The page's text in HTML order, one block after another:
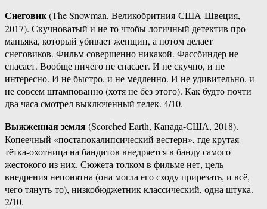
Снеговик(The Snowman, Великобритния-США-Швеция,
2017). Скучноватый и не то чтобы логичный детектив про
маньяка, который убивает женщин, а потом делает
снеговиков. Фильм совершенно никакой. Фассбиндер не
спасает. Вообще ничего не спасает. И не скучно, и не
интересно. И не быстро, и не медленно. И не удивительно, и
не совсем штампованно (хотя не без этого). Как будто почти
два часа смотрел выключенный телек. 4/10.
Выжженная земля(Scorched Earth, Канада-США, 2018).
Копеечный «постапокалипсический вестерн», где крутая
тётка-охотница на бандитов внедряется в банду самого
жестокого из них. Сюжета толком в фильме нет, цель
внедрения непонятна (она могла его сходу прирезать, и всё,
чего тянуть-то), низкобюджетник классический, одна штука.
2/10.